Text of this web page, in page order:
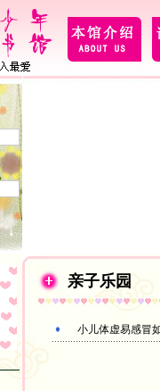
亲子乐园
小儿体虚易感冒